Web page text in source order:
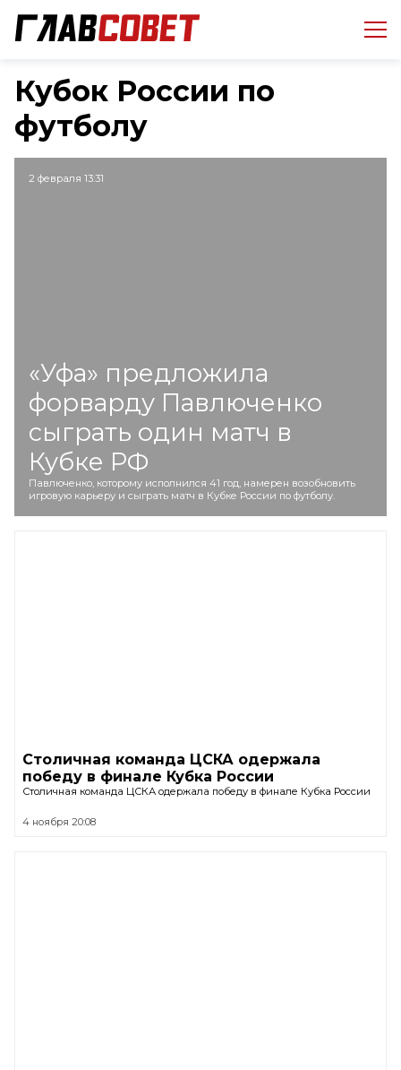
Кубок России по
футболу
2 февраля 13:31
«Уфа» предложила
форварду Павлюченко
сыграть один матч в
Кубке РФ
Павлюченко, которому исполнился 41 год, намерен возобновить
игровую карьеру и сыграть матч в Кубке России по футболу.
Столичная команда ЦСКА одержала
победу в финале Кубка России
Столичная команда ЦСКА одержала победу в финале Кубка России
4 ноября 20:08